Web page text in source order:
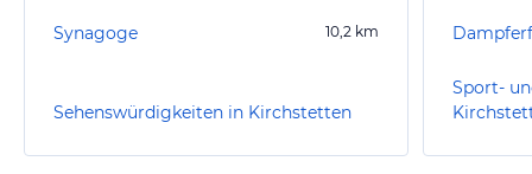
Synagoge 10,2 km
Sehenswürdigkeiten in Kirchstetten
Sport-